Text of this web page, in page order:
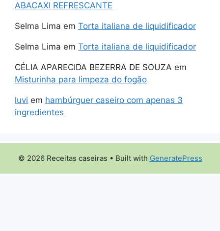
ABACAXI REFRESCANTE
Selma Lima em Torta italiana de liquidificador
Selma Lima em Torta italiana de liquidificador
CÉLIA APARECIDA BEZERRA DE SOUZA em
Misturinha para limpeza do fogão
luvi em hambúrguer caseiro com apenas 3
ingredientes
© 2026 Receitas caseiras • Built with GeneratePress